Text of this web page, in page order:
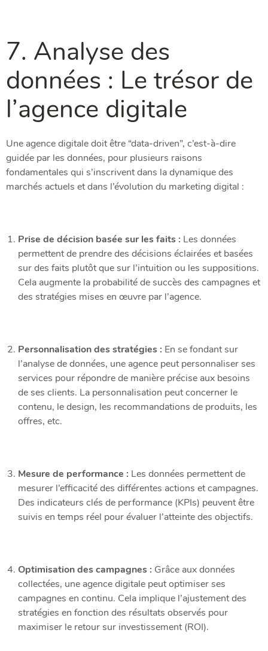
7. Analyse des
données : Le trésor de
l’agence digitale
Une agence digitale doit être “data-driven”, c’est-à-dire
guidée par les données, pour plusieurs raisons
fondamentales qui s’inscrivent dans la dynamique des
marchés actuels et dans l’évolution du marketing digital :
Prise de décision basée sur les faits : Les données
permettent de prendre des décisions éclairées et basées
sur des faits plutôt que sur l’intuition ou les suppositions.
Cela augmente la probabilité de succès des campagnes et
des stratégies mises en œuvre par l’agence.
Personnalisation des stratégies : En se fondant sur
l’analyse de données, une agence peut personnaliser ses
services pour répondre de manière précise aux besoins
de ses clients. La personnalisation peut concerner le
contenu, le design, les recommandations de produits, les
offres, etc.
Mesure de performance : Les données permettent de
mesurer l’efficacité des différentes actions et campagnes.
Des indicateurs clés de performance (KPIs) peuvent être
suivis en temps réel pour évaluer l’atteinte des objectifs.
Optimisation des campagnes : Grâce aux données
collectées, une agence digitale peut optimiser ses
campagnes en continu. Cela implique l’ajustement des
stratégies en fonction des résultats observés pour
maximiser le retour sur investissement (ROI).